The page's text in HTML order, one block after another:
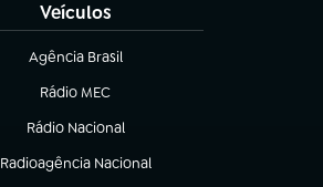
Veículos
Agência Brasil
(abre em nova aba)
Rádio MEC
(abre em nova aba)
Rádio Nacional
Radioagência Nacional
(abre em nova aba)